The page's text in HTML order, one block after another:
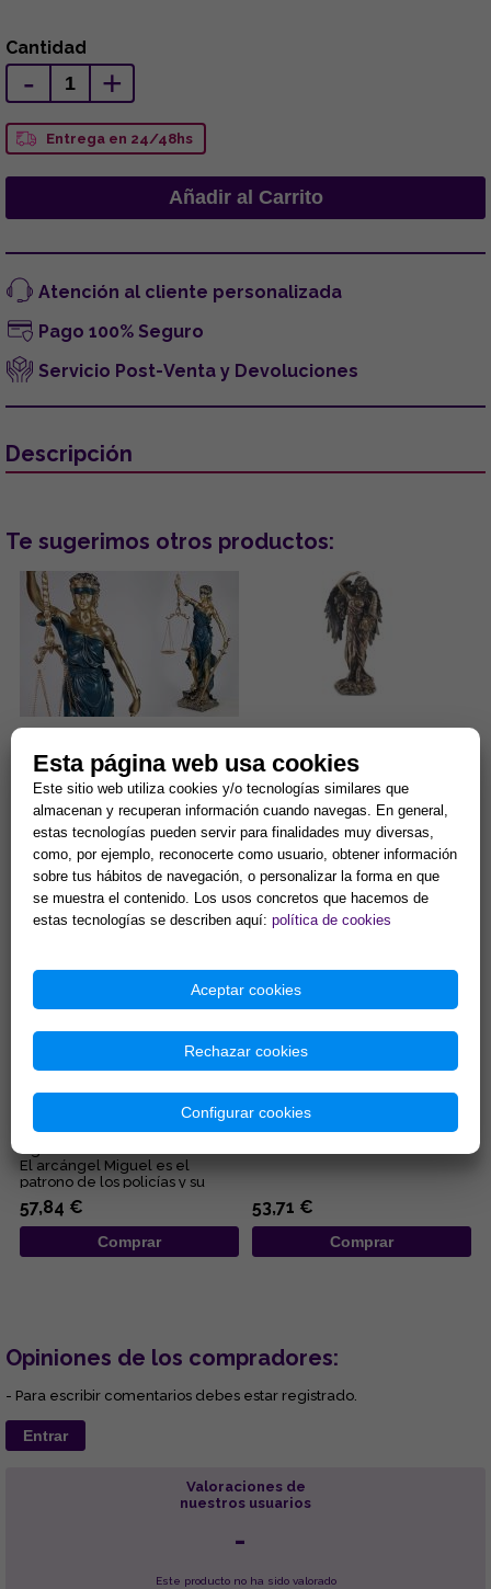
Cantidad
- +
Entrega en 24/48hs
Atención al cliente personalizada
Pago 100% Seguro
Servicio Post-Venta y Devoluciones
Descripción
Te sugerimos otros productos:
COLOR DORADO Y AZUL 70 CM
RESINA
La Diosa de la Justicia es la
guardiana del karma universal
y del equilibrio cósmico.
Representa la ley Divina...
79,90 €
Comprar
CM
Figura de resina color bronce....
76,16 €
Comprar
FIGURA ARCANGEL MIGUEL 24
El arcángel Miguel es el
patrono de los policías y su
insignia es el valor, la ...
57,84 €
Comprar
FIGURA OYA 24X10.5X8.5 CM
53,71 €
Comprar
Opiniones de los compradores:
- Para escribir comentarios debes estar registrado.
Entrar
Valoraciones de
nuestros usuarios
-
Este producto no ha sido valorado
Esta página web usa cookies
Este sitio web utiliza cookies y/o tecnologías similares que
almacenan y recuperan información cuando navegas. En general,
estas tecnologías pueden servir para finalidades muy diversas,
como, por ejemplo, reconocerte como usuario, obtener información
sobre tus hábitos de navegación, o personalizar la forma en que
se muestra el contenido. Los usos concretos que hacemos de
estas tecnologías se describen aquí: política de cookies
Aceptar cookies
Rechazar cookies
Configurar cookies